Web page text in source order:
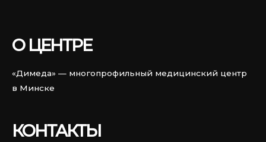
О ЦЕНТРЕ
«Димеда» — многопрофильный медицинский центр
в Минске
КОНТАКТЫ